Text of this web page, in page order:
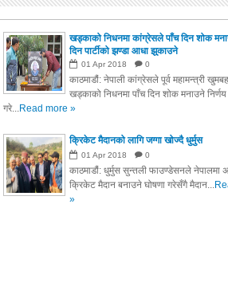
खड्काको निधनमा कांग्रेसले पाँच दिन शोक
दिन पार्टीको झण्डा आधा झुकाउने
01 Apr 2018 0
काठमाडौं: नेपाली कांग्रेसले पूर्व महामन्त्री
खड्काको निधनमा पाँच दिन शोक मनाउने निर्णय
गरे...Read more »
क्रिकेट मैदानको लागि जग्गा खोज्दै धुर्मुस
01 Apr 2018 0
काठमाडौं: धुर्मुस सुन्तली फाउण्डेसनले नेपालमा
क्रिकेट मैदान बनाउने घोषणा गरेसँगै मैदान...
»